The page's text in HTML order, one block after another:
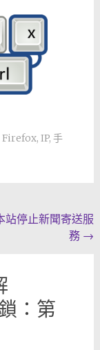
Firefox, IP, 手
站停止新聞寄送服
務 →
：第